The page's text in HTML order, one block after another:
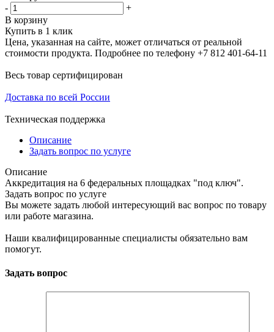
-
+
В корзину
Купить в 1 клик
Цена, указанная на сайте, может отличаться от реальной
стоимости продукта. Подробнее по телефону +7 812 401-64-11
Весь товар сертифицирован
Доставка по всей России
Техническая поддержка
Описание
Задать вопрос по услуге
Описание
Аккредитация на 6 федеральных площадках "под ключ".
Задать вопрос по услуге
Вы можете задать любой интересующий вас вопрос по товару
или работе магазина.
Наши квалифицированные специалисты обязательно вам
помогут.
Задать вопрос